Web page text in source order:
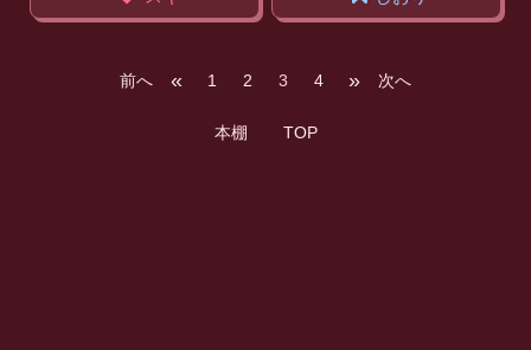
前へ « 1 2 3 4 » 次へ
本棚 TOP